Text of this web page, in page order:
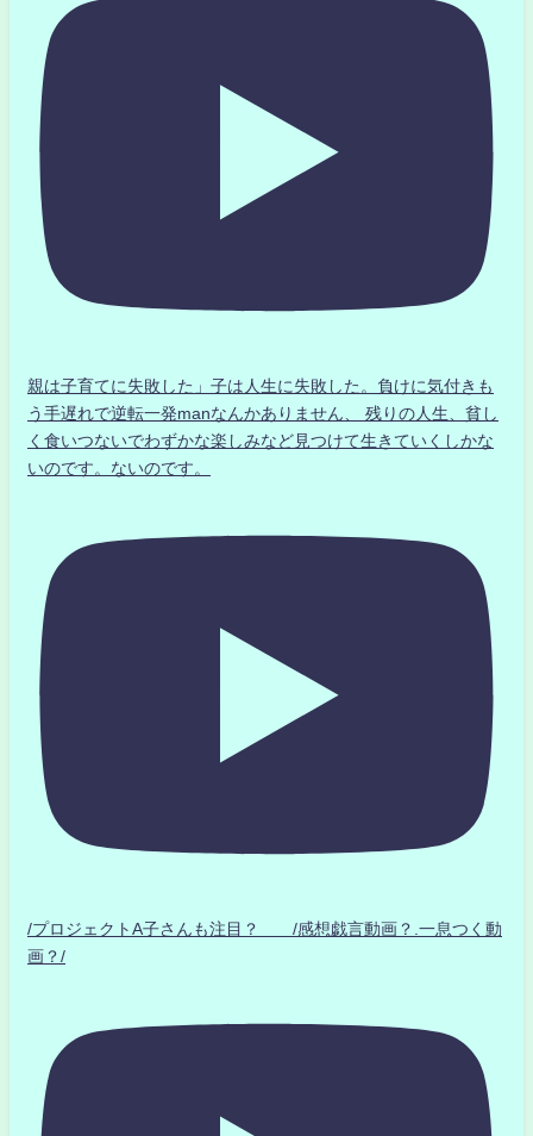
親は子育てに失敗した」子は人生に失敗した。負けに気付きも
う手遅れで逆転一発manなんかありません、 残りの人生、貧し
く食いつないでわずかな楽しみなど見つけて生きていくしかな
いのです。ないのです。
/プロジェクトA子さんも注目？ /感想戯言動画？.一息つく動
画？/